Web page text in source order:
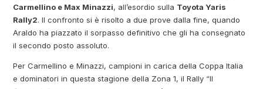
Carmellino e Max Minazzi, all’esordio sulla Toyota Yaris
Rally2. Il confronto si è risolto a due prove dalla fine, quando
Araldo ha piazzato il sorpasso definitivo che gli ha consegnato
il secondo posto assoluto.
Per Carmellino e Minazzi, campioni in carica della Coppa Italia
e dominatori in questa stagione della Zona 1, il Rally “Il